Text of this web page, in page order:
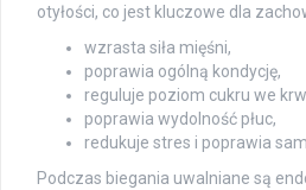
otyłości, co jest kluczowe dla
wzrasta siła mięśni,
poprawia ogólną kondycję,
reguluje poziom cukru we
poprawia wydolność płuc,
redukuje stres i poprawia
Podczas biegania uwalniane są